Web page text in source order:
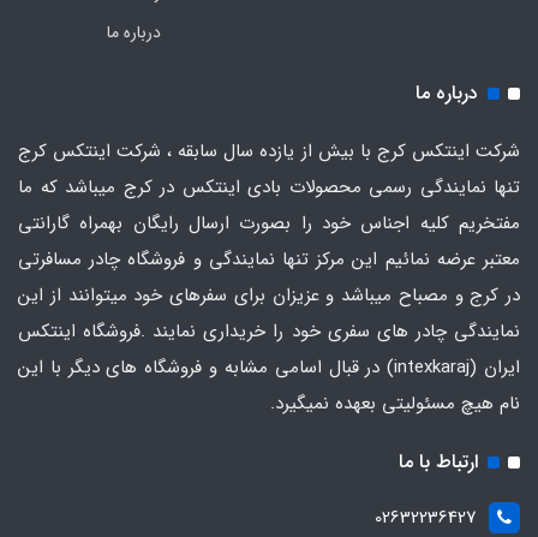
درباره ما
درباره ما
شرکت اینتکس کرج با بیش از یازده سال سابقه ، شرکت اینتکس کرج
تنها نمایندگی رسمی محصولات بادی اینتکس در کرج میباشد که ما
مفتخریم کلیه اجناس خود را بصورت ارسال رایگان بهمراه گارانتی
معتبر عرضه نمائیم این مرکز تنها نمایندگی و فروشگاه چادر مسافرتی
در کرج و مصباح میباشد و عزیزان برای سفرهای خود میتوانند از این
نمایندگی چادر های سفری خود را خریداری نمایند .فروشگاه اینتکس
ایران
(intexkaraj) در قبال اسامی مشابه و فروشگاه های دیگر با این
نام هیچ مسئولیتی بعهده نمیگیرد.
ارتباط با ما
02632236427